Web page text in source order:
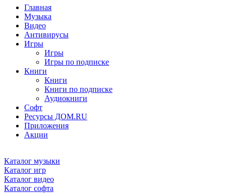
Главная
Музыка
Видео
Антивирусы
Игры
Игры
Игры по подписке
Книги
Книги
Книги по подписке
Аудиокниги
Софт
Ресурсы ДОМ.RU
Приложения
Акции
Каталог музыки
Каталог игр
Каталог видео
Каталог софта